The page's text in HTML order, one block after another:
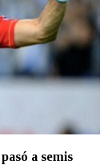
a semis